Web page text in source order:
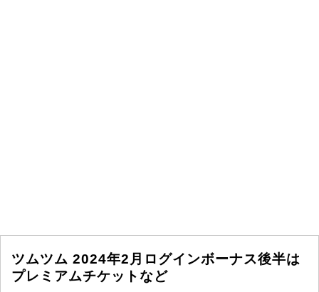
ツムツム 2024年2月ログインボーナス後半は
プレミアムチケットなど